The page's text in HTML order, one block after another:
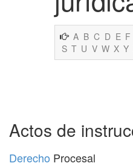
A B C D E F
S T U V W X Y
Actos de
Derecho Procesal